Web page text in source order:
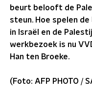
beurt belooft de
steun. Hoe spelen
in Israël en de
werkbezoek is nu
Han ten Broeke.
(Foto: AFP PHOTO /